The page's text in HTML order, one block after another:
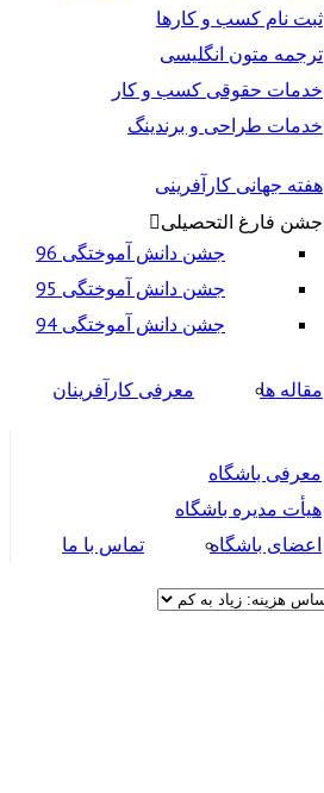
ثبت نام کسب و کارها
ترجمه متون انگلیسی
خدمات حقوقی کسب و کار
خدمات طراحی و برندینگ
هفته جهانی کارآفرینی
جشن فارغ التحصیلی
جشن دانش آموختگی 96
جشن دانش آموختگی 95
جشن دانش آموختگی 94
مقاله ها معرفی کارآفرینان
معرفی باشگاه
هیأت مدیره باشگاه
اعضای باشگاه
تماس با ما